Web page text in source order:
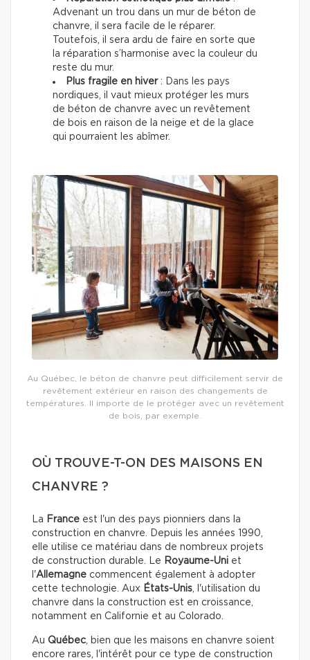
Advenant un trou dans un mur de béton de
chanvre, il sera facile de le réparer.
Toutefois, il sera ardu de faire en sorte que
la réparation s’harmonise avec la couleur du
reste du mur.
Plus fragile en hiver : Dans les pays
nordiques, il vaut mieux protéger les murs
de béton de chanvre avec un revêtement
de bois en raison de la neige et de la glace
qui pourraient les abîmer.
Au Québec, le béton de chanvre peut difficilement servir de
revêtement extérieur en raison des changements de
températures. Il importe de le protéger avec un revêtement
de bois, par exemple.
OÙ TROUVE-T-ON DES MAISONS EN
CHANVRE ?
La France est l'un des pays pionniers dans la
construction en chanvre. Depuis les années 1990,
elle utilise ce matériau dans de nombreux projets
de construction durable. Le Royaume-Uni et
l'Allemagne commencent également à adopter
cette technologie.
Aux États-Unis , l'utilisation du
chanvre dans la construction est en croissance,
notamment en Californie et au Colorado.
Au Québec , bien que les maisons en chanvre soient
encore rares, l'intérêt pour ce type de construction